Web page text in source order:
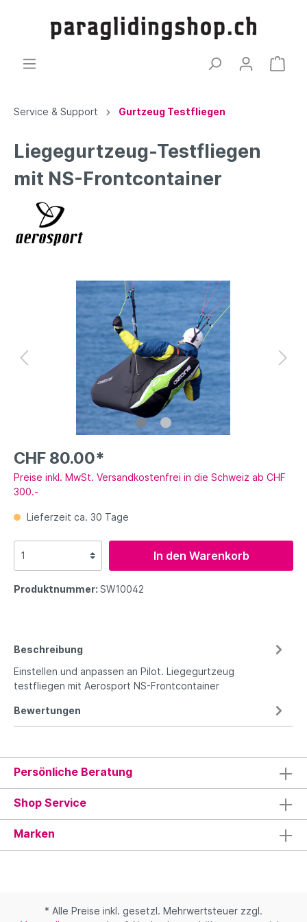
Service & Support Gurtzeug Testfliegen
Liegegurtzeug-Testfliegen
mit NS-Frontcontainer
CHF 80.00*
Preise inkl. MwSt. Versandkostenfrei in die Schweiz ab CHF
300.-
Lieferzeit ca. 30 Tage
In den Warenkorb
Produktnummer: SW10042
Beschreibung
Einstellen und anpassen an Pilot. Liegegurtzeug
testfliegen mit Aerosport NS-Frontcontainer
Bewertungen
Persönliche Beratung
Shop Service
Marken
* Alle Preise inkl. gesetzl. Mehrwertsteuer zzgl.